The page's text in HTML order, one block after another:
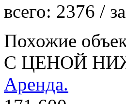
всего: 2376 /
Похожие
С ЦЕНОЙ
Аренда.